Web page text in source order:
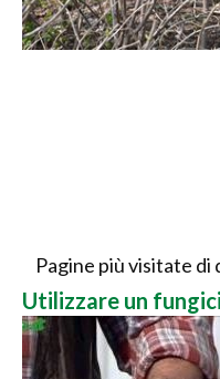
Pagine più visitate di
Utilizzare un